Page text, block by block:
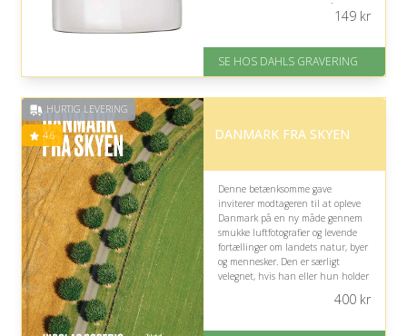
lejligheder og sætter pris på klassisk
På lager
Levering: 2-3 dage
på 4.8 ud af 5
149kr
SE HOS DAHLS GRAVERING
HURTIG LEVERING
4.6 DANMARK FRA SKYEN
Denne betænksomme gave
inviterer modtageren til at opleve
Danmark på en ny måde gennem
smukke luftfotografier og levende
fortællinger om landets natur, byer
og mennesker. Den er særligt
velegnet, hvis han eller hun holder
genkendelige danske landskaber.
400kr